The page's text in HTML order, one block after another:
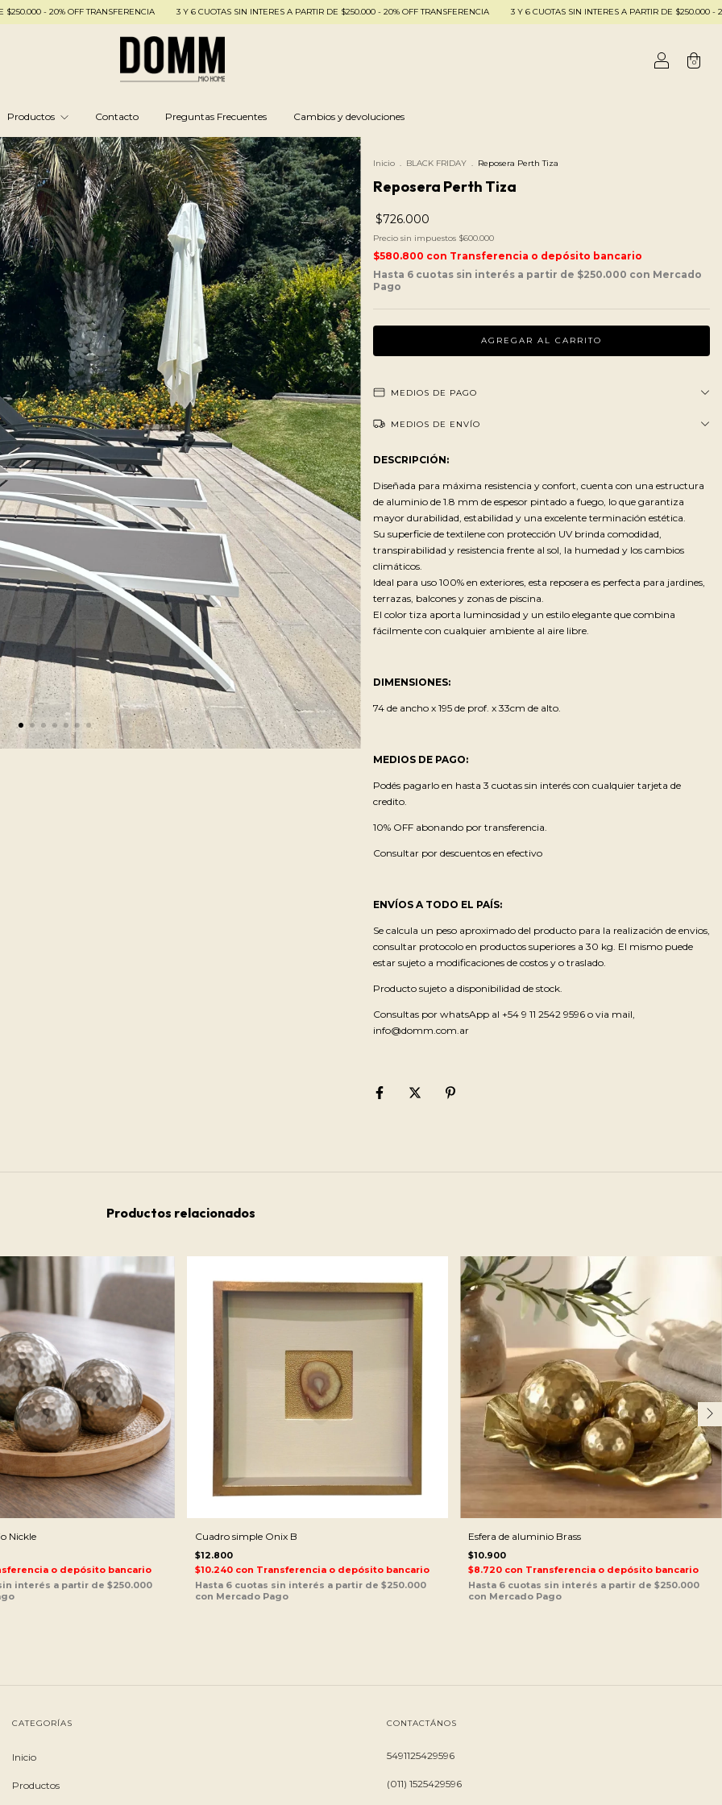
OFF TRANSFERENCIA 3 Y 6 CUOTAS SIN INTERES A PARTIR DE $250.000 - 20% OFF TRANSFERENCIA 3 Y 6 CUOTAS SIN INTERES A PARTIR DE $250.000 - 20% OFF
0
Productos Contacto Preguntas Frecuentes Cambios y devoluciones
Inicio . BLACK FRIDAY . Reposera Perth Tiza
Reposera Perth Tiza
$726.000
Precio sin impuestos $600.000
$580.800 con Transferencia o depósito bancario
MEDIOS DE PAGO
MEDIOS DE ENVÍO
DESCRIPCIÓN:
Diseñada para máxima resistencia y confort, cuenta con una estructura
de aluminio de 1.8 mm de espesor pintado a fuego, lo que garantiza
mayor durabilidad, estabilidad y una excelente terminación estética.
Su superficie de textilene con protección UV brinda comodidad,
transpirabilidad y resistencia frente al sol, la humedad y los cambios
climáticos.
Ideal para uso 100% en exteriores, esta reposera es perfecta para jardines,
terrazas, balcones y zonas de piscina.
El color tiza aporta luminosidad y un estilo elegante que combina
fácilmente con cualquier ambiente al aire libre.
DIMENSIONES:
74 de ancho x 195 de prof. x 33cm de alto.
MEDIOS DE PAGO:
Podés pagarlo en hasta 3 cuotas sin interés con cualquier tarjeta de
credito.
10% OFF abonando por transferencia.
Consultar por descuentos en efectivo
ENVÍOS A TODO EL PAÍS:
Se calcula un peso aproximado del producto para la realización de envios,
consultar protocolo en productos superiores a 30 kg. El mismo puede
estar sujeto a modificaciones de costos y o traslado.
Producto sujeto a disponibilidad de stock.
Consultas por whatsApp al +54 9 11 2542 9596 o via mail,
info@domm.com.ar
Productos relacionados
Nickle
o depósito bancario
Cuadro simple Onix B
$12.800
$10.240 con Transferencia o depósito bancario
Esfera de aluminio Brass
$10.900
$8.720 con Transferencia o depósito bancario
CATEGORÍAS
Inicio
Productos
CONTACTÁNOS
5491125429596
(011) 1525429596